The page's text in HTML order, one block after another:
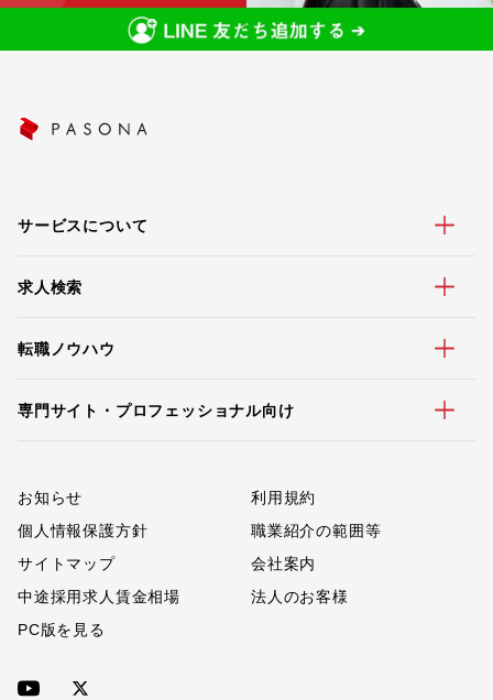
サービスについて
求人検索
転職ノウハウ
専門サイト・プロフェッショナル向け
お知らせ
利用規約
個人情報保護方針
職業紹介の範囲等
サイトマップ
会社案内
中途採用求人賃金相場
法人のお客様
PC版を見る